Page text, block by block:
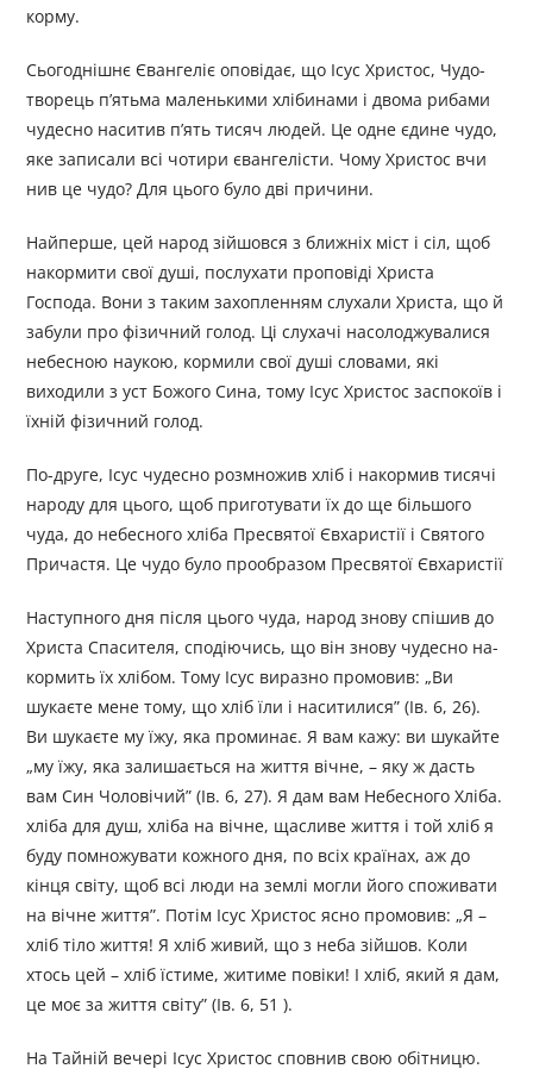
корму.
Сьогоднішнє Євангеліє оповідає, що Ісус Христос, Чудо-
творець п’ятьма маленькими хлібинами і двома рибами
чудесно наситив п’ять тисяч людей. Це одне єдине чудо,
яке записали всі чотири євангелісти. Чому Христос вчи
нив це чудо? Для цього було дві причини.
Найперше, цей народ зійшовся з ближніх міст і сіл, щоб
накормити свої душі, послухати проповіді Христа
Господа. Вони з таким захопленням слухали Христа, що й
забули про фізичний голод. Ці слухачі насолоджувалися
небесною наукою, кормили свої душі словами, які
виходили з уст Божого Сина, тому Ісус Христос заспокоїв і
їхній фізичний голод.
По-друге, Ісус чудесно розмножив хліб і накормив тисячі
народу для цього, щоб приготувати їх до ще більшого
чуда, до небесного хліба Пресвятої Євхаристії і Святого
Причастя. Це чудо було прообразом Пресвятої Євхаристії
Наступного дня після цього чуда, народ знову спішив до
Христа Спасителя, сподіючись, що він знову чудесно на-
кормить їх хлібом. Тому Ісус виразно промовив: „Ви
шукаєте мене тому, що хліб їли і наситилися” (Ів. 6, 26).
Ви шукаєте му їжу, яка проминає. Я вам кажу: ви шукайте
„му їжу, яка залишається на життя вічне, – яку ж дасть
вам Син Чоловічий” (Ів. 6, 27). Я дам вам Небесного Хліба.
хліба для душ, хліба на вічне, щасливе життя і той хліб я
буду помножувати кожного дня, по всіх країнах, аж до
кінця світу, щоб всі люди на землі могли його споживати
на вічне життя”. Потім Ісус Христос ясно промовив: „Я –
хліб тіло життя! Я хліб живий, що з неба зійшов. Коли
хтось цей – хліб їстиме, житиме повіки! І хліб, який я дам,
це моє за життя світу” (Ів. 6, 51 ).
На Тайній вечері Ісус Христос сповнив свою обітницю.